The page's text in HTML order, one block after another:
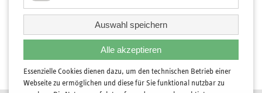
Auswahl speichern
Alle akzeptieren
Essenzielle Cookies dienen dazu, um den technischen Betrieb einer
Webseite zu ermöglichen und diese für Sie funktional nutzbar zu